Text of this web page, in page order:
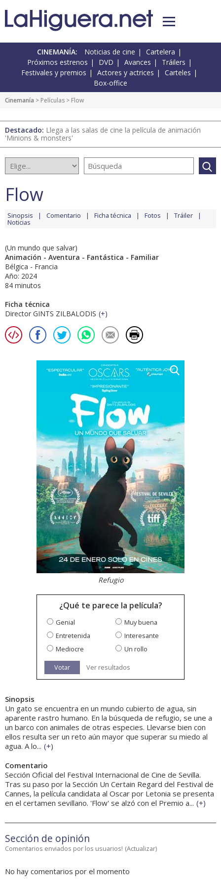
CINEMANÍA: Noticias de cine
Cartelera
Próximos estrenos
DVD Avances
Tráilers
Festivales y premios
Actores y actrices
Carteles
Box-office
Cinemanía > Películas > Flow
Destacado: Llega a las salas de cine la película de animación
'Minions & monsters'
Flow
Sinopsis Comentario Ficha técnica Fotos Tráiler
Noticias
(Un mundo que salvar)
Animación - Aventura - Fantástica - Familiar
Bélgica - Francia
Año: 2024
84 minutos
Ficha técnica
Director GINTS ZILBALODIS (+)
Refugio
¿Qué te parece la película?
Genial
Muy buena
Entretenida
Interesante
Mediocre
Un rollo
Votar Ver resultados
Sinopsis
Un gato se encuentra en un mundo cubierto de agua, sin
aparente rastro humano. En la búsqueda de refugio, se une a
un barco con animales de otras especies. Llevarse bien con
ellos resulta ser un reto aún mayor que superar su miedo al
agua. A lo... (+)
Comentario
Sección Oficial del Festival Internacional de Cine de Sevilla.
Tras su paso por la Sección Un Certain Regard del Festival de
Cannes, la película candidata al Oscar por Letonia se presenta
en el certamen sevillano. 'Flow' se alzó con el Premio a... (+)
Sección de opinión
Comentarios enviados por los usuarios! (Actualizar)
No hay comentarios por el momento